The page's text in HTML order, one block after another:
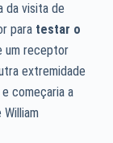
da visita de
para testar o
um receptor
extremidade
começaria a